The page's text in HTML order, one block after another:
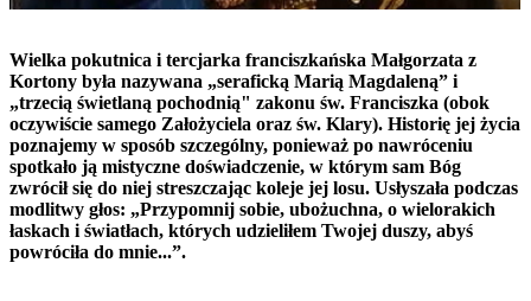
Wielka pokutnica i tercjarka franciszkańska Małgorzata z
Kortony była nazywana „seraficką Marią Magdaleną” i
„trzecią świetlaną pochodnią" zakonu św. Franciszka (obok
oczywiście samego Założyciela oraz św. Klary). Historię jej życia
poznajemy w sposób szczególny, ponieważ po nawróceniu
spotkało ją mistyczne doświadczenie, w którym sam Bóg
zwrócił się do niej streszczając koleje jej losu. Usłyszała podczas
modlitwy głos: „Przypomnij sobie, ubożuchna, o wielorakich
łaskach i światłach, których udzieliłem Twojej duszy, abyś
powróciła do mnie...”.